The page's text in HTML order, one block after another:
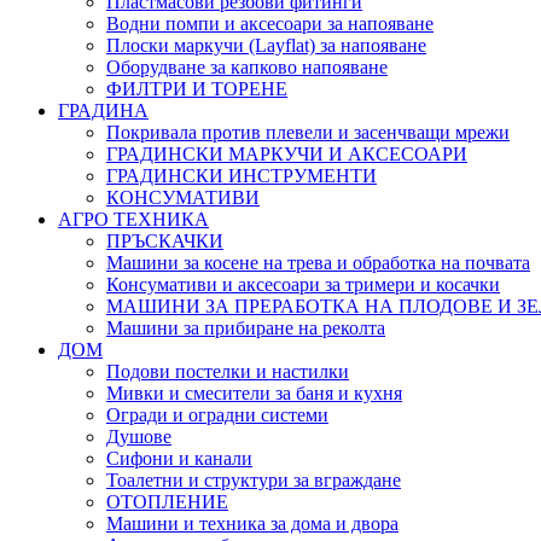
Водни помпи и аксесоари за напояване
Плоски маркучи (Layflat) за напояване
Оборудване за капково напояване
ФИЛТРИ И ТОРЕНЕ
ГРАДИНА
Покривала против плевели и засенчващи мрежи
ГРАДИНСКИ МАРКУЧИ И АКСЕСОАРИ
ГРАДИНСКИ ИНСТРУМЕНТИ
КОНСУМАТИВИ
АГРО ТЕХНИКА
ПРЪСКАЧКИ
Машини за косене на трева и обработка на почвата
Консумативи и аксесоари за тримери и косачки
МАШИНИ ЗА ПРЕРАБОТКА НА ПЛОДОВЕ И
Машини за прибиране на реколта
ДОМ
Подови постелки и настилки
Мивки и смесители за баня и кухня
Огради и оградни системи
Душове
Сифони и канали
Тоалетни и структури за вграждане
ОТОПЛЕНИЕ
Машини и техника за дома и двора